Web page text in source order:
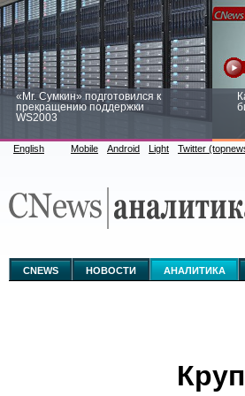
«Mr. Сумкин» подготовился к
прекращению поддержки
WS2003
аналитике
English Mobile Android Light Twitter
CNEWS НОВОСТИ АНАЛИТИКА